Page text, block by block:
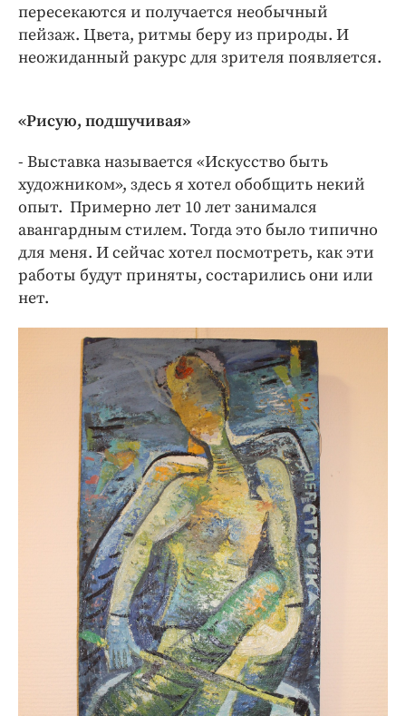
пересекаются и получается необычный
пейзаж. Цвета, ритмы беру из природы. И
неожиданный ракурс для зрителя появляется.
«Рисую, подшучивая»
- Выставка называется «Искусство быть
художником», здесь я хотел обобщить некий
опыт. Примерно лет 10 лет занимался
авангардным стилем. Тогда это было типично
для меня. И сейчас хотел посмотреть, как эти
работы будут приняты, состарились они или
нет.